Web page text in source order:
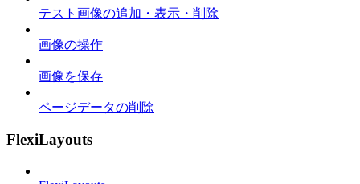
テスト画像の追加・表示・削除
画像の操作
画像を保存
ページデータの削除
FlexiLayouts